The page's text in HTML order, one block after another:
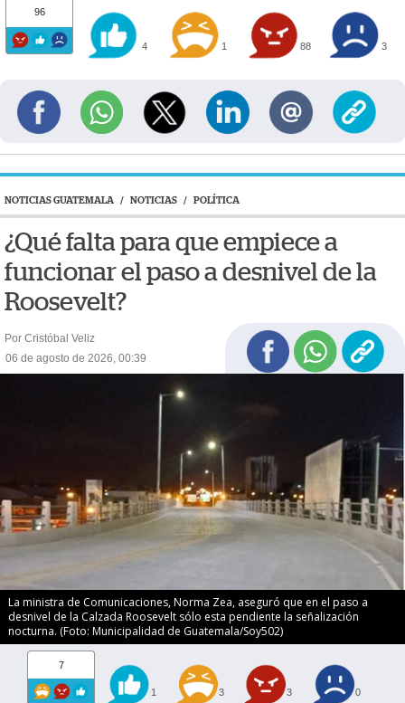
96
4 1 88 3
NOTICIAS GUATEMALA / NOTICIAS / POLÍTICA
¿Qué falta para que empiece a
funcionar el paso a desnivel de la
Roosevelt?
Por Cristóbal Veliz
06 de agosto de 2026, 00:39
La ministra de Comunicaciones, Norma Zea, aseguró que en el paso a
desnivel de la Calzada Roosevelt sólo esta pendiente la señalización
nocturna. (Foto: Municipalidad de Guatemala/Soy502)
7
1 3 3 0